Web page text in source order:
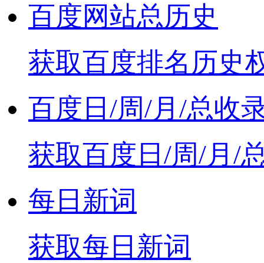
百度网站总历史
获取百度排名历史
百度日/周/月/总收
获取百度日/周/月/
每日新词
获取每日新词